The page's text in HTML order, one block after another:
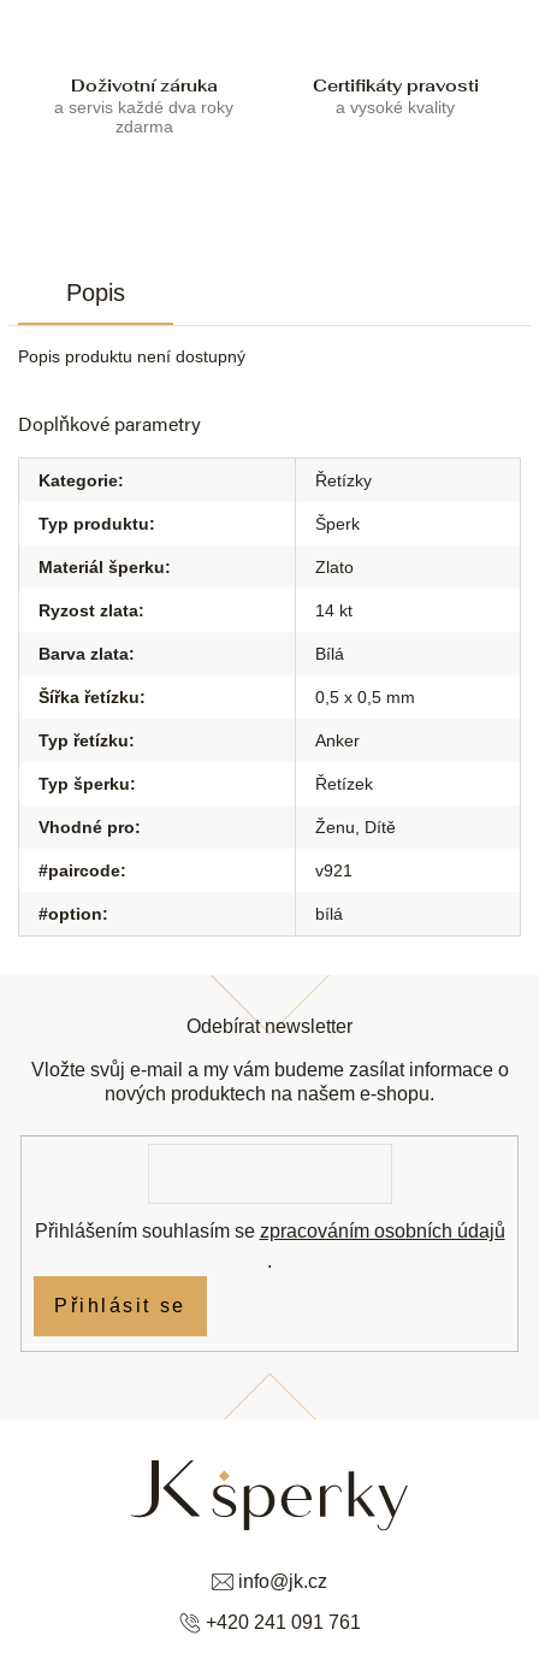
Doživotní záruka
a servis každé dva roky
zdarma
Certifikáty pravosti
a vysoké kvality
Popis
Popis produktu není dostupný
Doplňkové parametry
Kategorie: Řetízky
Typ produktu: Šperk
Materiál šperku: Zlato
Ryzost zlata: 14 kt
Barva zlata: Bílá
Šířka řetízku: 0,5 x 0,5 mm
Typ řetízku: Anker
Typ šperku: Řetízek
Vhodné pro: Ženu Dítě
#paircode: v921
#option: bílá
info@jk.cz
+420 241 091 761
Odebírat newsletter
Vložte svůj e-mail a my vám budeme zasílat informace o
nových produktech na našem e-shopu.
Přihlášením souhlasím se zpracováním osobních údajů
.
Přihlásit se